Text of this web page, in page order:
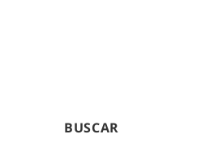
BUSCAR